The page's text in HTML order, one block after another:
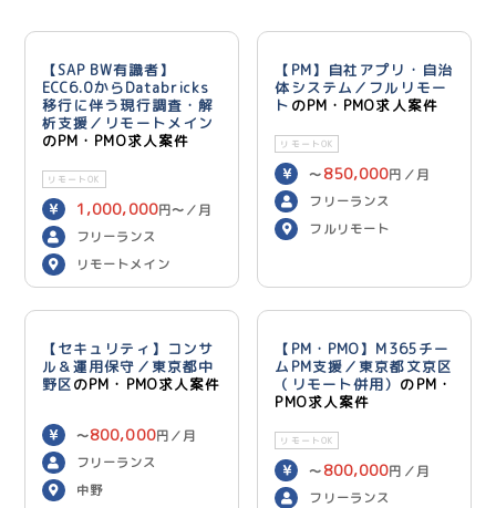
【SAP BW有識者】
ECC6.0からDatabricks
移行に伴う現行調査・解
析支援／リモートメイン
のPM・PMO求人案件
リモートOK
1,000,000円〜／月
フリーランス
リモートメイン
【PM】自社アプリ・自治
体システム／フルリモー
ト のPM・PMO求人案件
リモートOK
〜 850,000円／月
フリーランス
フルリモート
【セキュリティ】コンサ
ル＆運用保守／東京都中
野区のPM・PMO求人案件
〜800,000円／月
フリーランス
中野
【PM・PMO】M365チー
ムPM支援／東京都文京区
（リモート併用） のPM・
PMO求人案件
リモートOK
〜 800,000円／月
フリーランス